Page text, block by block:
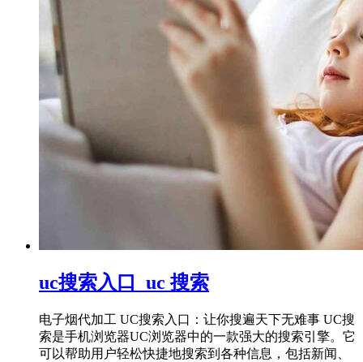
uc搜索入口_uc 搜索
电子烟代加工 UC搜索入口：让你搜遍天下无难事 UC搜
索是手机浏览器UC浏览器中的一款强大的搜索引擎。它
可以帮助用户轻松快捷地搜索到各种信息，包括新闻、